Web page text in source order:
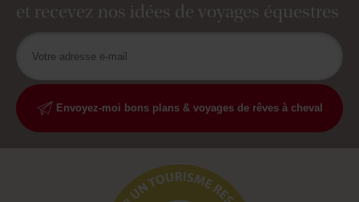
et recevez nos idées de voyages équestres
Envoyez-moi bons plans & voyages de rêves à cheval